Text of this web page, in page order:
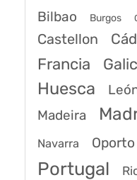
Bilbao Burgos
Castellon
Francia
Huesca
Madeira
Navarra Oporto
Portugal